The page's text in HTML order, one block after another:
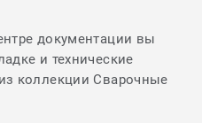
документации вы
и технические
коллекции Сварочные